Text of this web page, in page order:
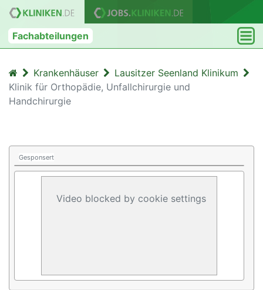
Fachabteilungen
Krankenhäuser
Lausitzer Seenland Klinikum
Klinik für Orthopädie, Unfallchirurgie und
Handchirurgie
Gesponsert
Video blocked by cookie settings